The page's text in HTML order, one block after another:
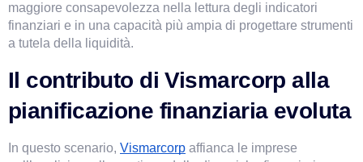
maggiore consapevolezza nella lettura degli indicatori
finanziari e in una capacità più ampia di progettare strumenti
a tutela della liquidità.
Il contributo di Vismarcorp alla
pianificazione finanziaria evoluta
In questo scenario, Vismarcorp affianca le imprese